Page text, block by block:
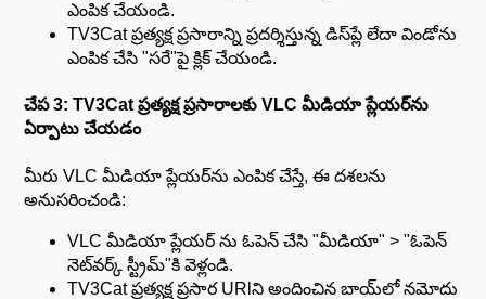
ఎంపిక చేయండి.
TV3Cat ప్రత్యక్ష ప్రసారాన్ని ప్రదర్శిస్తున్న డిస్‌ప్లే లేదా విండోను
ఎంపిక చేసి "సరే"పై క్లిక్ చేయండి.
చేప 3: TV3Cat ప్రత్యక్ష ప్రసారాలకు VLC మీడియా ప్లేయర్‌ను
ఏర్పాటు చేయడం
మీరు VLC మీడియా ప్లేయర్‌ను ఎంపిక చేస్తే, ఈ దశలను
అనుసరించండి:
VLC మీడియా ప్లేయర్ ను ఓపెన్ చేసి "మీడియా" > "ఓపెన్
నెట్‌వర్క్ స్ట్రీమ్"కి వెళ్లండి.
TV3Cat ప్రత్యక్ష ప్రసార URlని అందించిన బాయ్‌లో నమోదు